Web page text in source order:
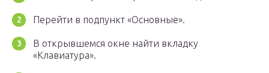
Перейти в подпункт «Основные».
В открывшемся окне найти вкладку
«Клавиатура».